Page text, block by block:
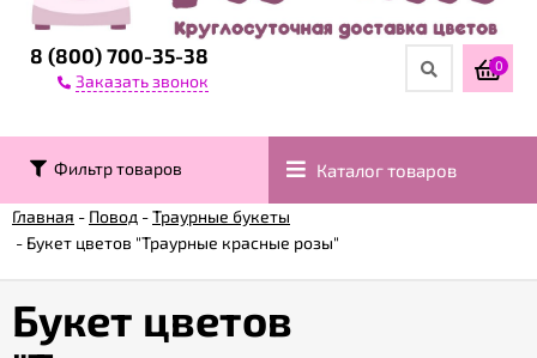
Доставка
Контакты
Возврат
Гарантии
8 (800) 700-35-38
Заказать звонок
0
Фильтр товаров Каталог товаров
Главная - Повод -Траурные букеты
- Букет цветов "Траурные красные розы"
Букет цветов